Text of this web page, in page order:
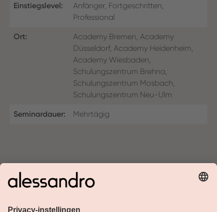
Einstiegslevel:
Anfänger, Fortgeschritten,
Professional
Ort:
Academy Bremen, Academy
Düsseldorf, Academy Heidenheim,
Academy Wiesbaden,
Schulungszentrum Brehna,
Schulungszentrum Mosbach,
Schulungszentrum Neu-Ulm
Seminardauer: Mehrtägig